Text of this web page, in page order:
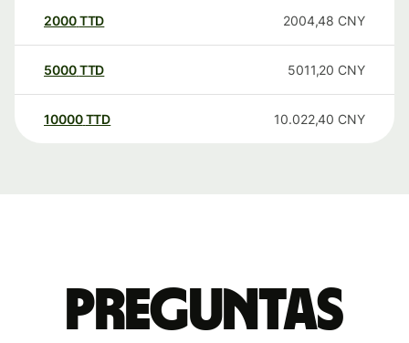
2000TTD 2004,48 CNY
5000TTD 5011,20 CNY
10000 TTD 10.022,40 CNY
Preguntas